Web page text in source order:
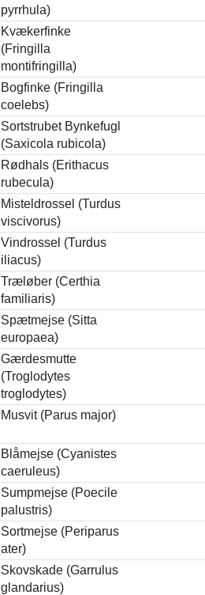
pyrrhula)
Kvækerfinke
(Fringilla
montifringilla)
Bogfinke (Fringilla
coelebs)
Sortstrubet Bynkefugl
(Saxicola rubicola)
Rødhals (Erithacus
rubecula)
Misteldrossel (Turdus
viscivorus)
Vindrossel (Turdus
iliacus)
Træløber (Certhia
familiaris)
Spætmejse (Sitta
europaea)
Gærdesmutte
(Troglodytes
troglodytes)
Musvit (Parus major)
Blåmejse (Cyanistes
caeruleus)
Sumpmejse (Poecile
palustris)
Sortmejse (Periparus
ater)
Skovskade (Garrulus
glandarius)